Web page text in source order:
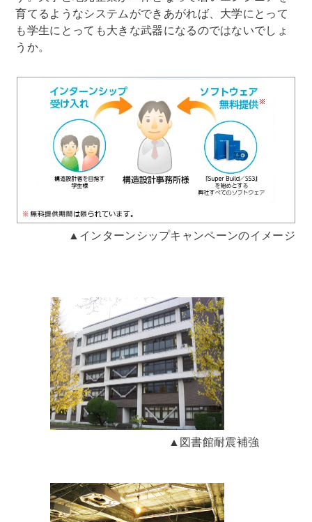
育てるようなシステムができあがれば、大学にとって
も学生にとっても大きな武器になるのではないでしょ
うか。
▲インターンシップキャンペーンのイメージ
▲図書館耐震補強